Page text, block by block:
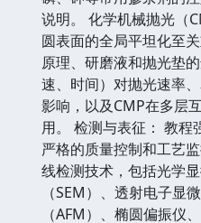
说明。 化学机械抛光（
圆表面的全局平坦化至
原理、研磨液和抛光垫
速、时间）对抛光速率
影响，以及CMP在多层
用。 检测与表征： 教程
严格的质量控制和工艺
线检测技术，包括光学
（SEM）、透射电子显
（AFM）、椭圆偏振仪